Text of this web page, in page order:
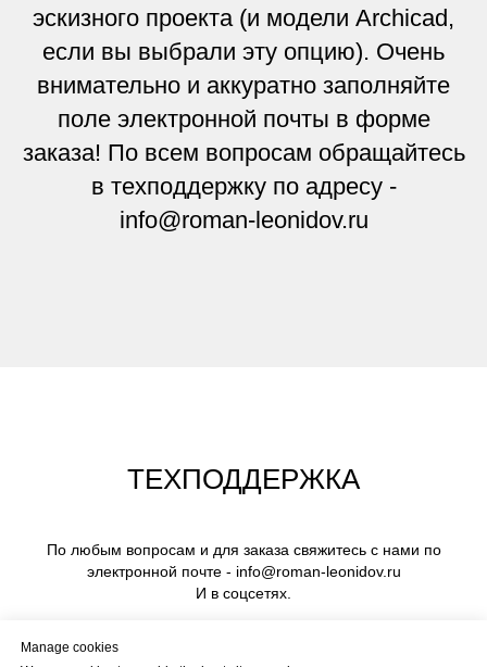
эскизного проекта (и модели Archicad,
если вы выбрали эту опцию). Очень
внимательно и аккуратно заполняйте
поле электронной почты в форме
заказа! По всем вопросам обращайтесь
в техподдержку по адресу -
info@roman-leonidov.ru
ТЕХПОДДЕРЖКА
По любым вопросам и для заказа свяжитесь с нами по
электронной почте - info@roman-leonidov.ru
И в соцсетях.
Manage cookies